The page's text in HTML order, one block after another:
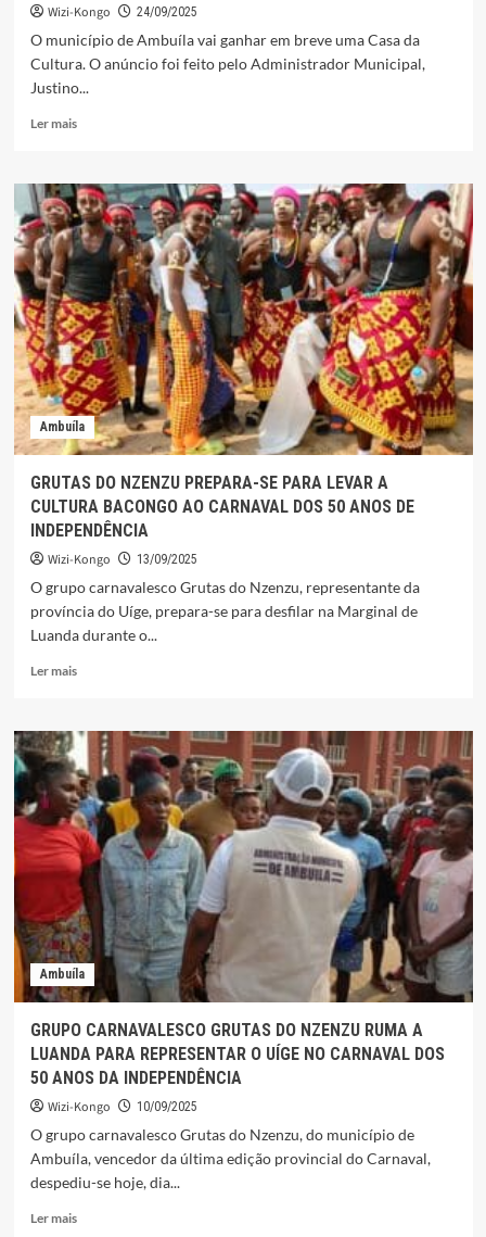
Wizi-Kongo 24/09/2025
O município de Ambuíla vai ganhar em breve uma Casa da
Cultura. O anúncio foi feito pelo Administrador Municipal,
Justino...
Ler maisLeia
MUNICÍPIO
DE
AMBUÍLA
VAI
GANHAR
EM
BREVE
UMA
CASA
DA
CULTURA
Ambuíla
GRUTAS DO NZENZU PREPARA-SE PARA LEVAR A
CULTURA BACONGO AO CARNAVAL DOS 50 ANOS DE
INDEPENDÊNCIA
Wizi-Kongo 13/09/2025
O grupo carnavalesco Grutas do Nzenzu, representante da
província do Uíge, prepara-se para desfilar na Marginal de
Luanda durante o...
Ler maisLeia
GRUTAS
NZENZU
PREPARA-
SE
PARA
LEVAR
A
CULTURA
BACONGO
AO
CARNAVAL
DOS
50
DE
INDEPENDÊNCIA
Ambuíla
GRUPO CARNAVALESCO GRUTAS DO NZENZU RUMA A
LUANDA PARA REPRESENTAR O UÍGE NO CARNAVAL DOS
50 ANOS DA INDEPENDÊNCIA
Wizi-Kongo 10/09/2025
O grupo carnavalesco Grutas do Nzenzu, do município de
Ambuíla, vencedor da última edição provincial do Carnaval,
despediu-se hoje, dia...
Ler maisLeia